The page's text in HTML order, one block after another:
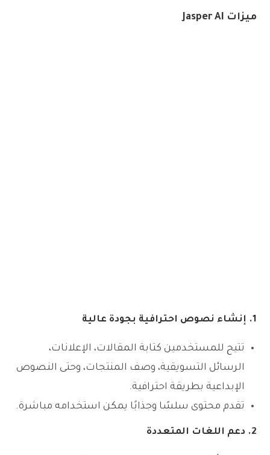
ميزات Jasper AI
1. إنشاء نصوص احترافية بجودة عالية
تتيح للمستخدمين كتابة المقالات، الإعلانات،
الرسائل التسويقية، وصف المنتجات، وحتى النصوص
الإبداعية بطريقة احترافية.
تقدم محتوى سلسًا وجذابًا يمكن استخدامه مباشرة.
2. دعم اللغات المتعددة